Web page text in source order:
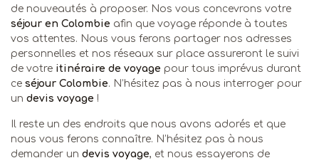
de nouveautés à proposer. Nos vous concevrons votre
séjour en Colombie afin que voyage réponde à toutes
vos attentes. Nous vous ferons partager nos adresses
personnelles et nos réseaux sur place assureront le suivi
de votre itinéraire de voyage pour tous imprévus durant
ce séjour Colombie. N’hésitez pas à nous interroger pour
un devis voyage !
Il reste un des endroits que nous avons adorés et que
nous vous ferons connaître. N’hésitez pas à nous
demander un devis voyage, et nous essayerons de